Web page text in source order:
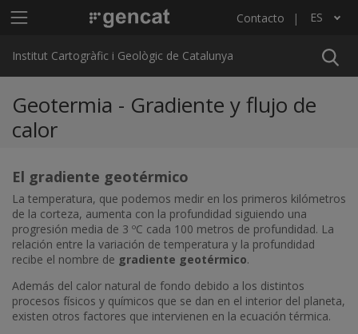
Menú principal ICGC Contacto ES
Lista adicional de acciones
Institut Cartogràfic i Geològic de Catalunya
Geotermia - Gradiente y flujo de
calor
El gradiente geotérmico
La temperatura, que podemos medir en los primeros kilómetros
de la corteza, aumenta con la profundidad siguiendo una
progresión media de 3 ºC cada 100 metros de profundidad. La
relación entre la variación de temperatura y la profundidad
recibe el nombre de gradiente geotérmico.
Además del calor natural de fondo debido a los distintos
procesos físicos y químicos que se dan en el interior del planeta,
existen otros factores que intervienen en la ecuación térmica.